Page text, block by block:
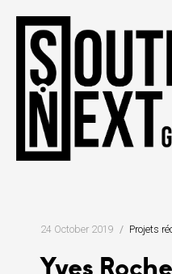
content
24 October 2019 Projets
Yves